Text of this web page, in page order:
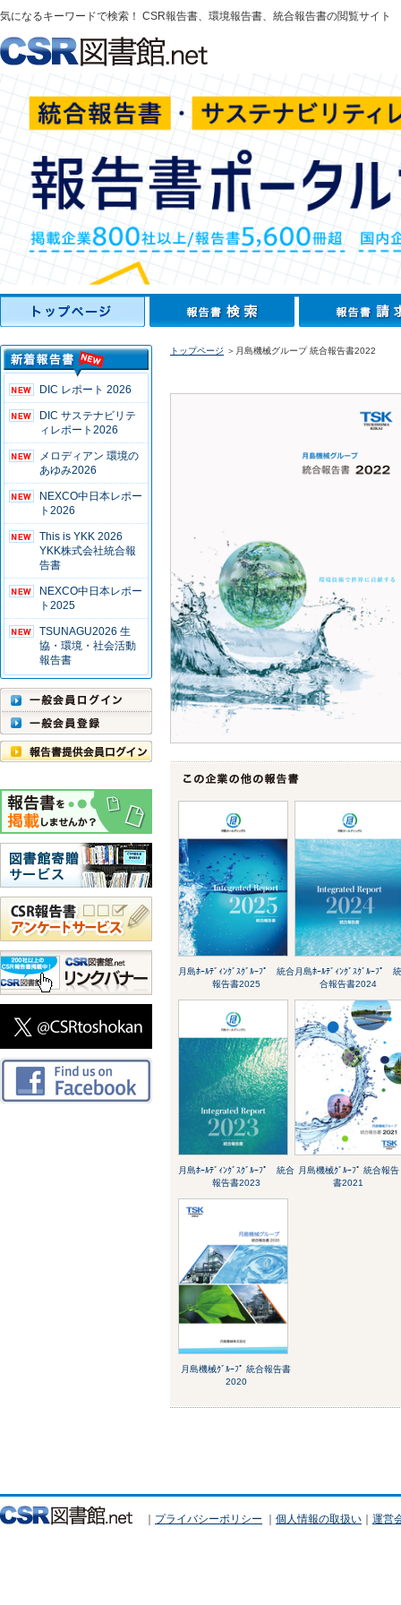
気になるキーワードで検索！ CSR報告書、環境報告書、統合報告書の閲覧サイト
DIC レポート 2026
DIC サステナビリテ
ィレポート2026
メロディアン 環境の
あゆみ2026
NEXCO中日本レポー
ト2026
This is YKK 2026
YKK株式会社統合報
告書
NEXCO中日本レポー
ト2025
TSUNAGU2026 生
協・環境・社会活動
報告書
トップページ ＞月島機械グループ 統合報告書2022
月島ﾎｰﾙﾃﾞｨﾝｸﾞｽｸﾞﾙｰﾌﾟ 統合
報告書2025
月島ﾎｰﾙﾃﾞｨﾝｸﾞｽｸﾞﾙｰﾌﾟ
合報告書2024
月島ﾎｰﾙﾃﾞｨﾝｸﾞｽｸﾞﾙｰﾌﾟ 統合
報告書2023
月島機械ｸﾞﾙｰﾌﾟ 統合報告
書2021
月島機械ｸﾞﾙｰﾌﾟ 統合報告書
2020
｜ プライバシーポリシー ｜ 個人情報の取扱い ｜ 運営